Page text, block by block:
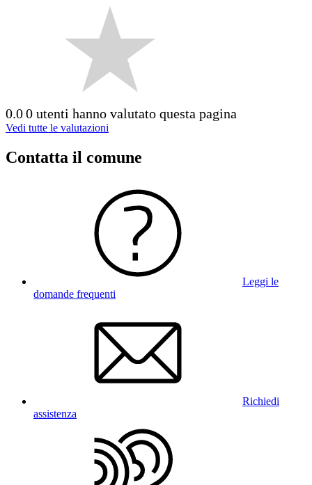
0.00 utenti hanno valutato questa pagina
Vedi tutte le valutazioni
Contatta il comune
Leggi le
domande frequenti
Richiedi
assistenza